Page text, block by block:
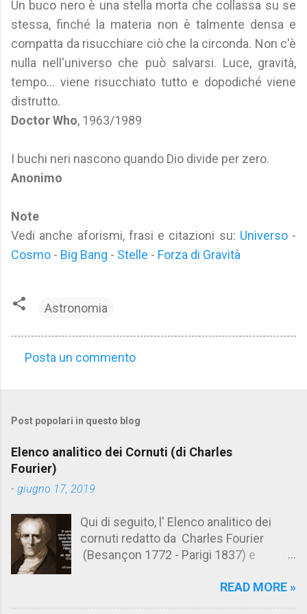
Un buco nero è una stella morta che collassa su se
stessa, finché la materia non è talmente densa e
compatta da risucchiare ciò che la circonda. Non c'è
nulla nell'universo che può salvarsi. Luce, gravità,
tempo... viene risucchiato tutto e dopodiché viene
distrutto.
Doctor Who, 1963/1989
I buchi neri nascono quando Dio divide per zero.
Anonimo
Note
Vedi anche aforismi, frasi e citazioni su: Universo-
Cosmo - Big Bang - Stelle - Forza di Gravità
Astronomia
m
e
n
t
Posta un commento
Post popolari in questo blog
Elenco analitico dei Cornuti (di Charles
Fourier)
- giugno 17, 2019
Qui di seguito, l' Elenco analitico dei
cornuti redatto da Charles Fourier
(Besançon 1772 - Parigi 1837) e
Aforismario trovi anche una raccolta di
READ MORE »